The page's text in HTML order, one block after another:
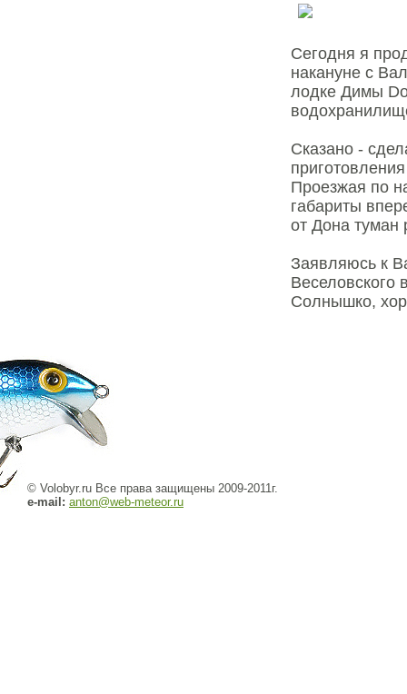
Сегодня я
накануне с
лодке Димы
Сказано -
Проезжая по
габариты
от Дона туман
Заявляюсь к
Веселовского
Солнышко,
© Volobyr.ru Все права защищены 2009-2011г.
e-mail: anton@web-meteor.ru